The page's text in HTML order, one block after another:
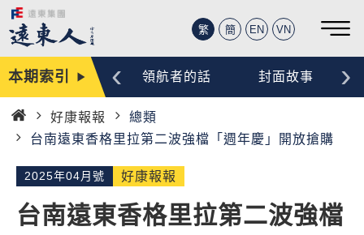
繁 簡 EN VN
本期索引編輯手記 領航者的話 封面故事
‹ ›
首
好康報報
總類
台南遠東香格里拉第二波強檔「週年慶」開放搶購
2025年04月號 好康報報
台南遠東香格里拉第二波強檔